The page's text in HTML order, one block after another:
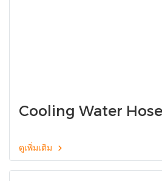
Cooling Water Hose
ดูเพิ่มเติม